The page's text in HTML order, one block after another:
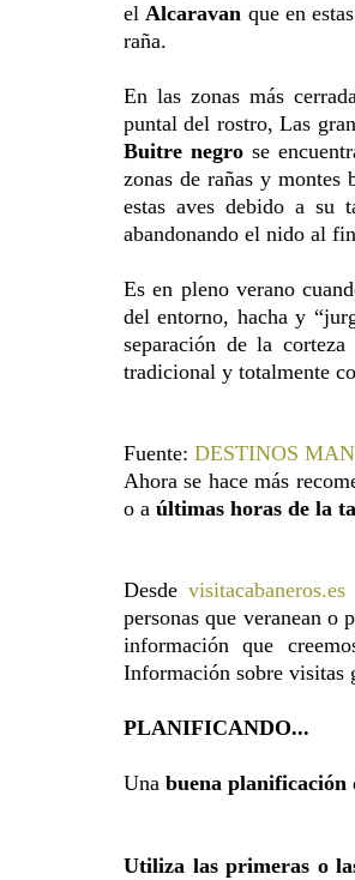
elAlcaravan que en
raña.
En las zonas más
puntal del rostro, Las
Buitre negrose
zonas de rañas y
estas aves debido a su
abandonando el nido al
Es en pleno verano
del entorno, hacha y
separación de la
tradicional y totalmente
Fuente: DESTINOS
Ahora se hace más
o a últimas horas de la
Desdevisitacabaneros.es
personas que veranean o
información que
Información sobre visitas
PLANIFICANDO...
Una buena planificación
Utiliza las primeras o